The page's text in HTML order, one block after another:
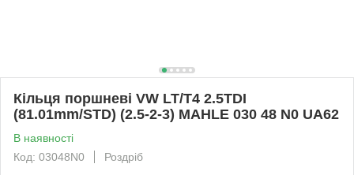
Кільця поршневі VW LT/T4 2.5TDI
(81.01mm/STD) (2.5-2-3) MAHLE 030 48 N0 UA62
В наявності
Код: 03048N0
Роздріб